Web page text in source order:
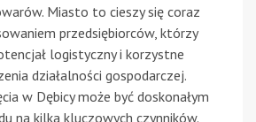
Miasto to cieszy się coraz
przedsiębiorców, którzy
logistyczny i korzystne
działalności gospodarczej.
w Dębicy może być doskonałym
na kilka kluczowych czynników.